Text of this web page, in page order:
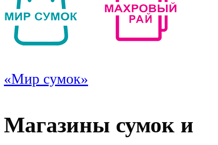
«Мир сумок»
Магазины сумок и